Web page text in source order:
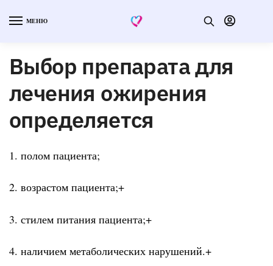
МЕНЮ
Выбор препарата для
лечения ожирения
определяется
1. полом пациента;
2. возрастом пациента;+
3. стилем питания пациента;+
4. наличием метаболических нарушений.+